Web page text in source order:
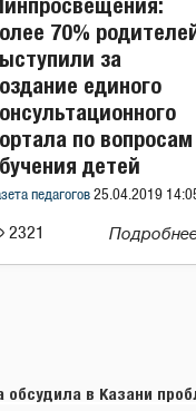
2321
70%
за
единого
по вопросам
детей
педагогов 25.04.2019
обсудила в Казани